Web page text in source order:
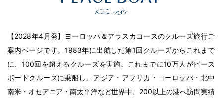
【2028年4月発】ヨーロッパ＆アラスカコースのクルーズ旅行ご
案内ページです。1983年に出航した第1回クルーズからこれまで
に、100回を超えるクルーズを実施。これまでに10万人がピース
ボートクルーズに乗船し、アジア・アフリカ・ヨーロッパ・北中
南米・オセアニア・南太平洋など世界中、200以上の港へ訪問実績